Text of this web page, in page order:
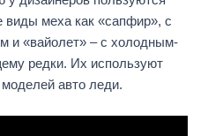
виды меха как «сапфир», с
и «вайолет» – с холодным-
редки. Их используют
авто леди.